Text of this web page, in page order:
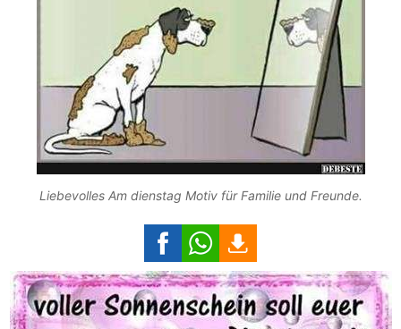
Liebevolles Am dienstag Motiv für Familie und Freunde.